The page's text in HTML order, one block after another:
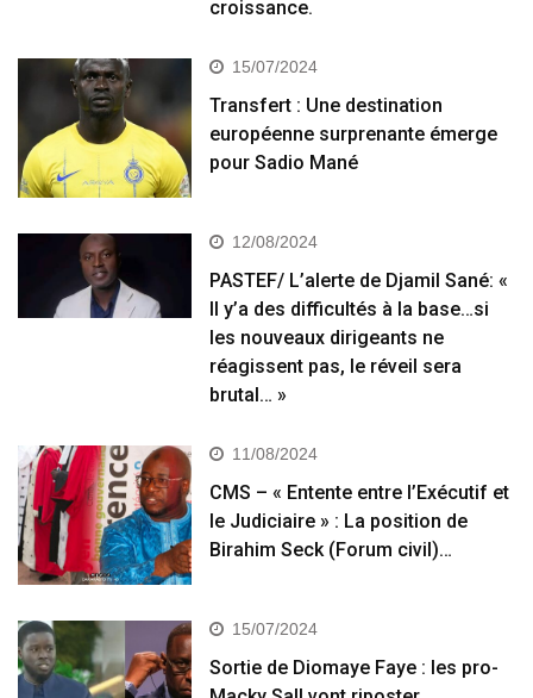
croissance.
15/07/2024
Transfert : Une destination
européenne surprenante émerge
pour Sadio Mané
12/08/2024
PASTEF/ L’alerte de Djamil Sané: «
Il y’a des difficultés à la base…si
les nouveaux dirigeants ne
réagissent pas, le réveil sera
brutal… »
11/08/2024
CMS – « Entente entre l’Exécutif et
le Judiciaire » : La position de
Birahim Seck (Forum civil)…
15/07/2024
Sortie de Diomaye Faye : les pro-